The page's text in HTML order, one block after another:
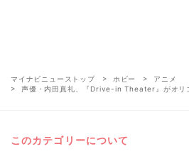
マイナビニューストップ ホビー
アニメ
声優・内田真礼、『Drive-in Theater』がオリ
このカテゴリーについて